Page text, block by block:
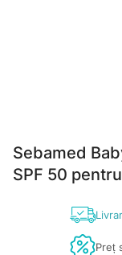
Sebamed
SPF 50
Preț